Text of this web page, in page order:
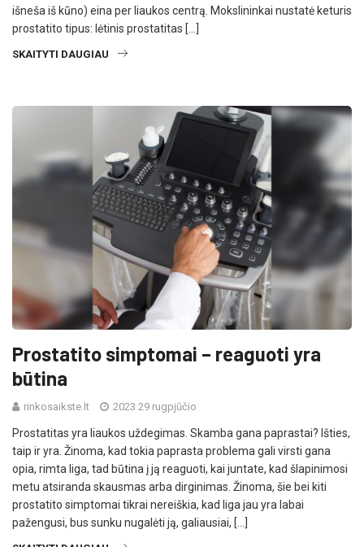
išneša iš kūno) eina per liaukos centrą. Mokslininkai nustatė keturis
prostatito tipus: lėtinis prostatitas […]
SKAITYTI DAUGIAU
Prostatito simptomai – reaguoti yra
būtina
rinkosaikste.lt 2023 29 rugpjūčio
Prostatitas yra liaukos uždegimas. Skamba gana paprastai? Išties,
taip ir yra. Žinoma, kad tokia paprasta problema gali virsti gana
opia, rimta liga, tad būtina į ją reaguoti, kai juntate, kad šlapinimosi
metu atsiranda skausmas arba dirginimas. Žinoma, šie bei kiti
prostatito simptomai tikrai nereiškia, kad liga jau yra labai
pažengusi, bus sunku nugalėti ją, galiausiai, […]